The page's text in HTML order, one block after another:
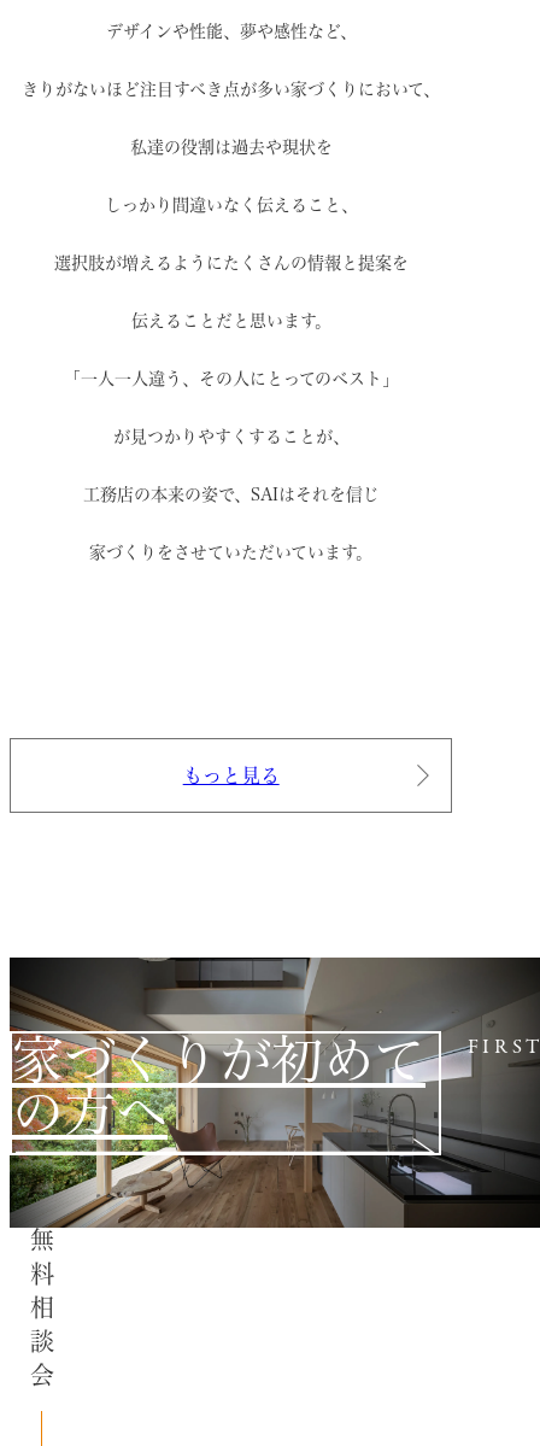
デザインや性能、夢や感性など、
きりがないほど注目すべき点が多い家づくりにおいて、
私達の役割は過去や現状を
しっかり間違いなく伝えること、
選択肢が増えるように たくさんの情報と提案を
伝えることだと思います。
「一人一人違う、その人にとってのベスト」
が見つかりやすくすることが、
工務店の本来の姿で、 SAIはそれを信じ
家づくりをさせていただいています。
もっと見る
家づくりが初めて
の方へ
無料相談会